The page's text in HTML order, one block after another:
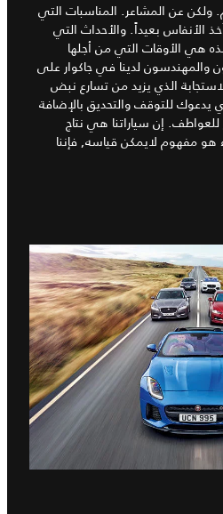
ولكن عن المشاعر. المناسبات التي
الأنفاس بعيداً. والأحداث التي
هي الأوقات التي من أجلها
لدينا في جاكوار على
الذي يزيد من تسارع نبض
يدعوك للتوقف والتحديق بالإضافة
إن سياراتنا هي نتاج
هو مفهوم لايمكن قياسه, فإننا